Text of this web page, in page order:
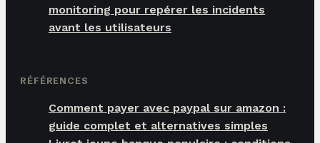
monitoring pour repérer les incidents
avant les utilisateurs
RÉFÉRENCES
Comment payer avec paypal sur amazon :
guide complet et alternatives simples